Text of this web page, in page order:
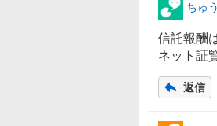
ちゅう
信託報酬
ネット証
返信